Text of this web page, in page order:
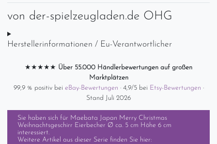
von der-spielzeugladen.de OHG
Herstellerinformationen / Eu-Verantwortlicher
★★★★★ Über 55.000 Händlerbewertungen auf großen
Marktplätzen
99,9 % positiv bei eBay-Bewertungen · 4,9/5 bei Etsy-Bewertungen ·
Stand Juli 2026
Sie haben sich für Maebata Japan Merry Christmas
Weihnachtsgeschirr Eierbecher Ø ca. 5 cm Höhe 6 cm
interessiert.
Weitere Artikel aus dieser Serie finden Sie hier: